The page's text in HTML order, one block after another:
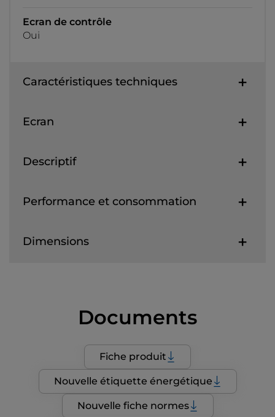
Ecran de contrôle
Oui
Caractéristiques techniques
Ecran
Descriptif
Performance et consommation
Dimensions
Documents
Fiche produit
Nouvelle étiquette énergétique
Nouvelle fiche normes